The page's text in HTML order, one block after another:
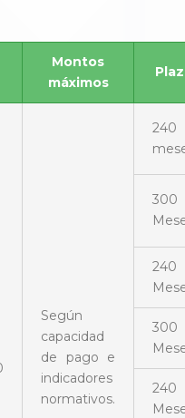
Montos
máximos
Según
capacidad
de pago e
indicadores
normativos.
240
300
240
300
240